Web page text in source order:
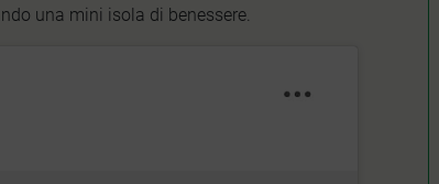
una mini isola di benessere.